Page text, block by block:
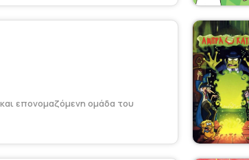
επονομαζόμενη ομάδα του